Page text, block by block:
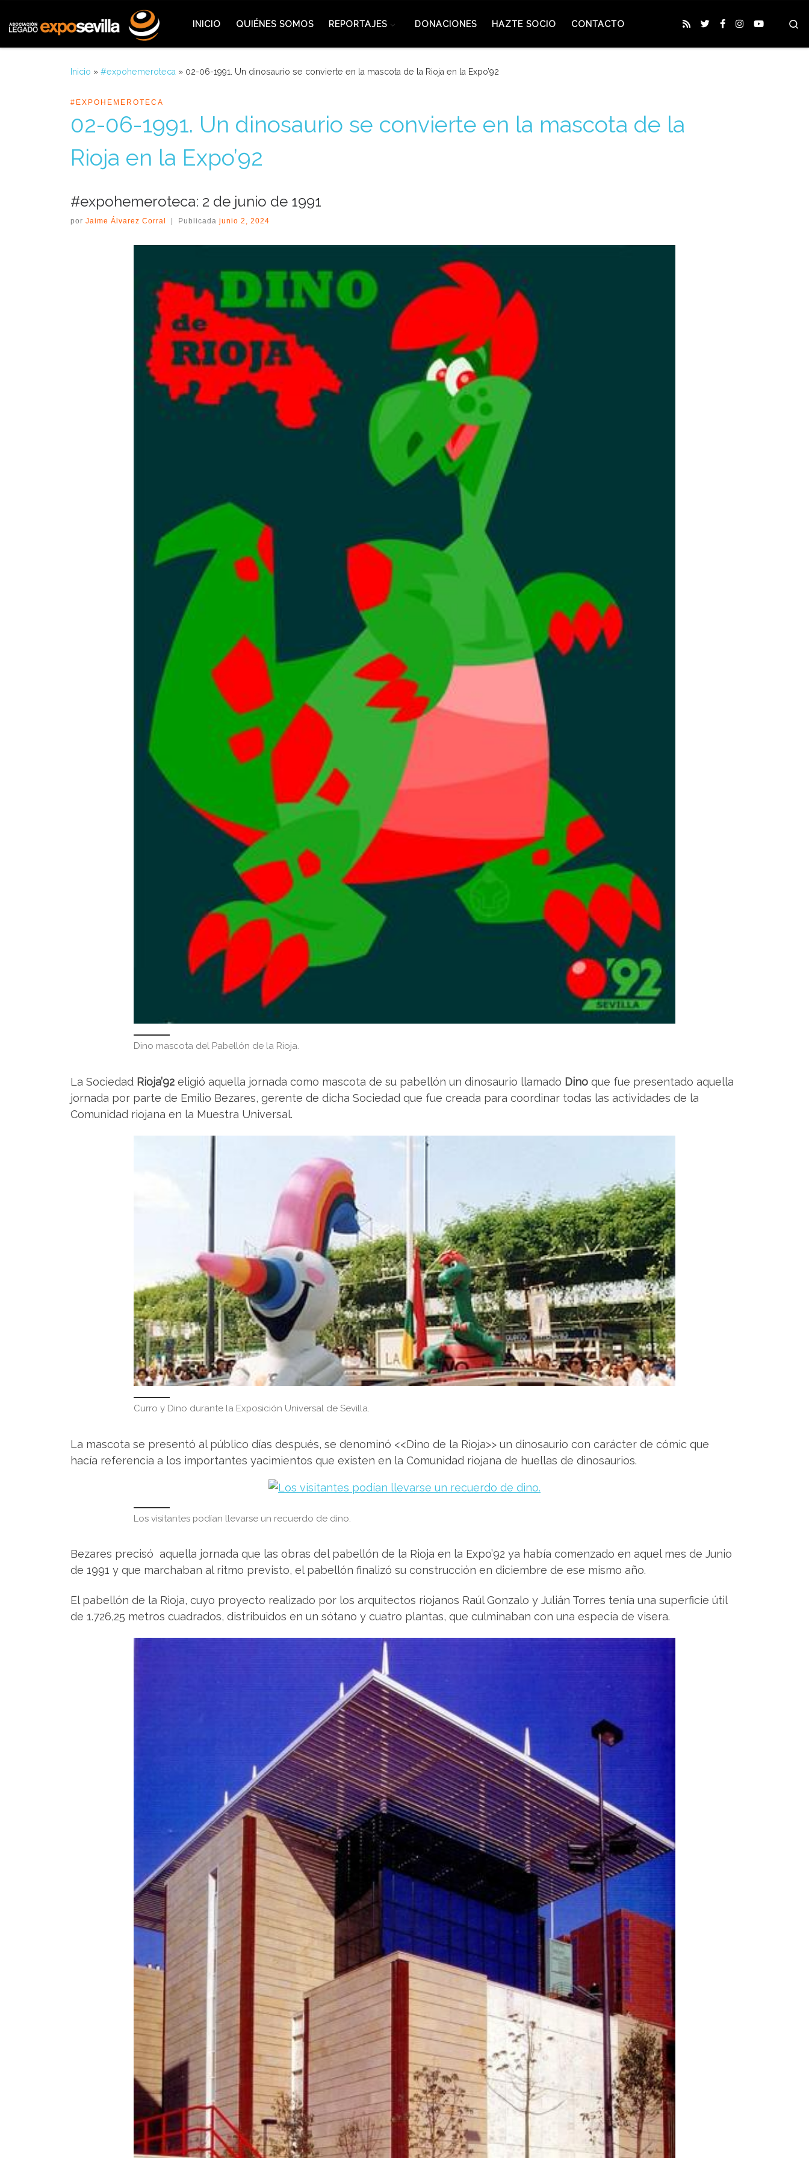
INICIO QUIÉNES SOMOS REPORTAJES DONACIONES HAZTE SOCIO CONTACTO
Inicio » #expohemeroteca » 02-06-1991. Un dinosaurio se convierte en la mascota de la Rioja en la Expo’92
#EXPOHEMEROTECA
02-06-1991. Un dinosaurio se convierte en la mascota de la
Rioja en la Expo’92
#expohemeroteca: 2 de junio de 1991
por Jaime Álvarez Corral | Publicada junio 2, 2024
Dino mascota del Pabellón de la Rioja.
La Sociedad Rioja’92 eligió aquella jornada como mascota de su pabellón un dinosaurio llamado Dino que fue presentado aquella
jornada por parte de Emilio Bezares, gerente de dicha Sociedad que fue creada para coordinar todas las actividades de la
Comunidad riojana en la Muestra Universal.
Curro y Dino durante la Exposición Universal de Sevilla.
La mascota se presentó al público días después, se denominó <<Dino de la Rioja>> un dinosaurio con carácter de cómic que
hacía referencia a los importantes yacimientos que existen en la Comunidad riojana de huellas de dinosaurios.
Los visitantes podían llevarse un recuerdo de dino.
Bezares precisó aquella jornada que las obras del pabellón de la Rioja en la Expo’92 ya había comenzado en aquel mes de Junio
de 1991 y que marchaban al ritmo previsto, el pabellón finalizó su construcción en diciembre de ese mismo año.
El pabellón de la Rioja, cuyo proyecto realizado por los arquitectos riojanos Raúl Gonzalo y Julián Torres tenía una superficie útil
de 1.726,25 metros cuadrados, distribuidos en un sótano y cuatro plantas, que culminaban con una especia de visera.